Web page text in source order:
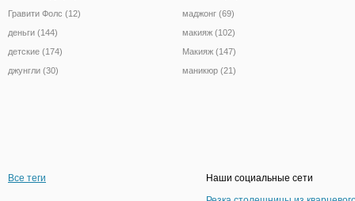
Гравити Фолс (12)
деньги (144)
детские (174)
джунгли (30)
маджонг (69)
макияж (102)
Макияж (147)
маникюр (21)
Все теги
Наши социальные сети